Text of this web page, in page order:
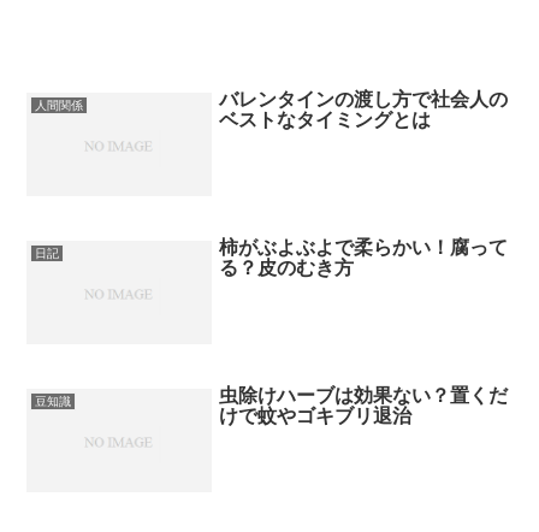
人間関係
バレンタインの渡し方で社会人の
ベストなタイミングとは
日記
柿がぶよぶよで柔らかい！腐って
る？皮のむき方
豆知識
虫除けハーブは効果ない？置くだ
けで蚊やゴキブリ退治